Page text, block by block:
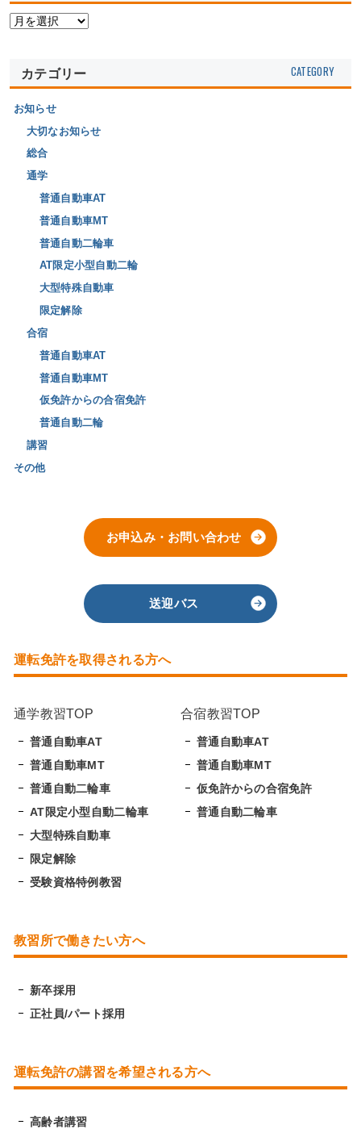
カテゴリー
お知らせ
大切なお知らせ
総合
通学
普通自動車AT
普通自動車MT
普通自動二輪車
AT限定小型自動二輪
大型特殊自動車
限定解除
合宿
普通自動車AT
普通自動車MT
仮免許からの合宿免許
普通自動二輪
講習
その他
お申込み・お問い合わせ
送迎バス
運転免許を取得される方へ
通学教習TOP
普通自動車AT
普通自動車MT
普通自動二輪車
AT限定小型自動二輪車
大型特殊自動車
限定解除
受験資格特例教習
合宿教習TOP
普通自動車AT
普通自動車MT
仮免許からの合宿免許
普通自動二輪車
教習所で働きたい方へ
新卒採用
正社員/パート採用
運転免許の講習を希望される方へ
高齢者講習